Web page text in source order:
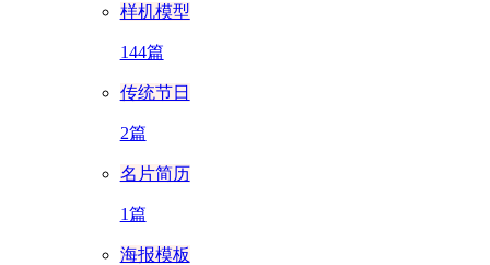
样机模型
144篇
传统节日
2篇
名片简历
1篇
海报模板